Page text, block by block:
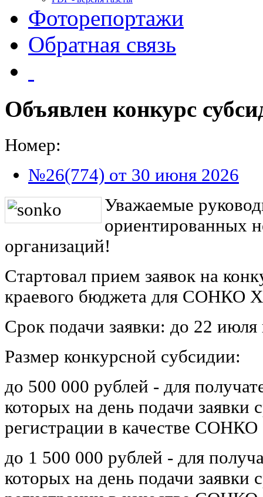
Фоторепортажи
Обратная связь
Объявлен конкурс
Номер:
№26(774) от 30 июня 2026
Уважаемые
ориентированных
организаций!
Стартовал прием заявок на
краевого бюджета для СОНКО
Срок подачи заявки: до 22
Размер конкурсной субсидии:
до 500 000 рублей - для
которых на день подачи заявки
регистрации в качестве СОНКО
до 1 500 000 рублей - для
которых на день подачи заявки